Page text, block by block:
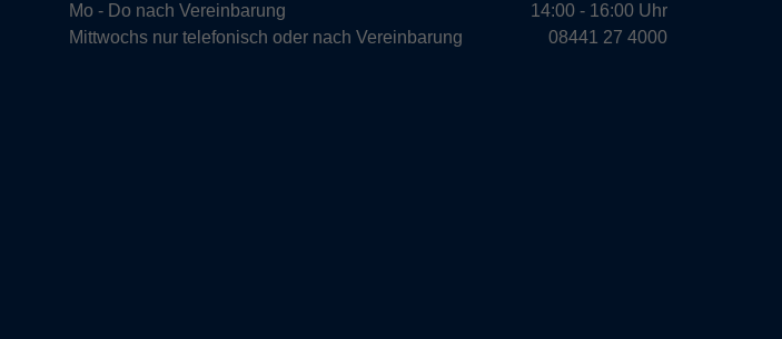
Mo - Do nach Vereinbarung
Mittwochs nur telefonisch oder nach Vereinbarung
14:00 - 16:00 Uhr
08441 27 4000